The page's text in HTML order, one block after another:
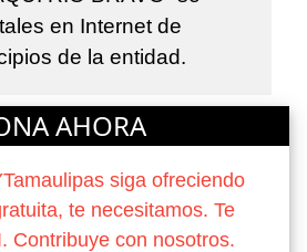
en Internet de
de la entidad.
AHORA
siga ofreciendo
te necesitamos. Te
Contribuye con nosotros.